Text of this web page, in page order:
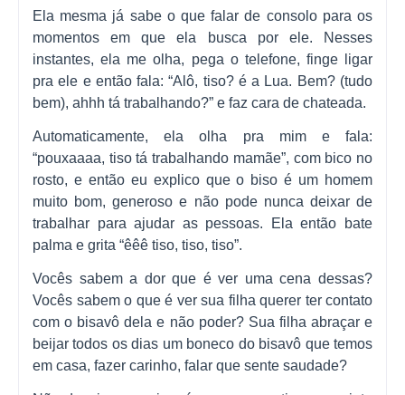
Ela mesma já sabe o que falar de consolo para os
momentos em que ela busca por ele. Nesses
instantes, ela me olha, pega o telefone, finge ligar
pra ele e então fala: “Alô, tiso? é a Lua. Bem? (tudo
bem), ahhh tá trabalhando?” e faz cara de chateada.
Automaticamente, ela olha pra mim e fala:
“pouxaaaa, tiso tá trabalhando mamãe”, com bico no
rosto, e então eu explico que o biso é um homem
muito bom, generoso e não pode nunca deixar de
trabalhar para ajudar as pessoas. Ela então bate
palma e grita “êêê tiso, tiso, tiso”.
Vocês sabem a dor que é ver uma cena dessas?
Vocês sabem o que é ver sua filha querer ter contato
com o bisavô dela e não poder? Sua filha abraçar e
beijar todos os dias um boneco do bisavô que temos
em casa, fazer carinho, falar que sente saudade?